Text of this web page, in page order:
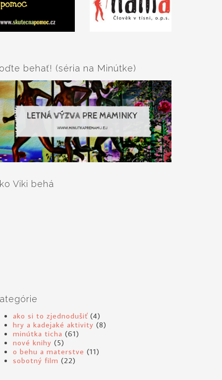
behať! (séria na Minútke)
Viki behá
ako si to zjednodušiť (4)
hry a kadejaké aktivity (8)
minútka ticha (61)
nové knihy (5)
o behu a materstve (11)
sobotný film (22)